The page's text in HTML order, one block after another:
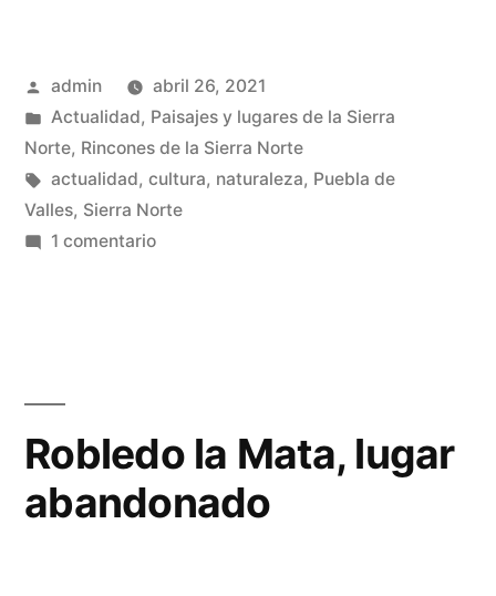
…»
Publicado
por
admin
abril 26, 2021
Publicado
en
Actualidad, Paisajes y lugares de la Sierra
Norte, Rincones de la Sierra Norte
Etiquetas:
actualidad, cultura, naturaleza, Puebla de
Valles, Sierra Norte
1 comentarioen
Robledo la Mata, lugar
abandonado